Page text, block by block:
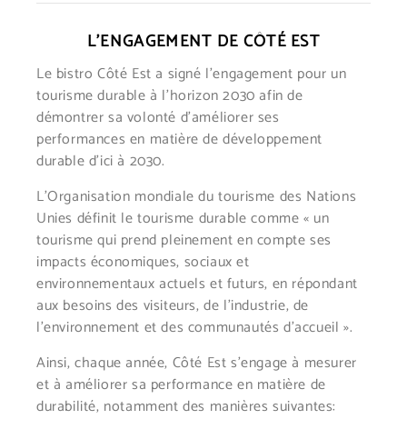
L’ENGAGEMENT DE CÔTÉ EST
Le bistro Côté Est a signé l’engagement pour un
tourisme durable à l’horizon 2030 afin de
démontrer sa volonté d’améliorer ses
performances en matière de développement
durable d’ici à 2030.
L’Organisation mondiale du tourisme des Nations
Unies définit le tourisme durable comme « un
tourisme qui prend pleinement en compte ses
impacts économiques, sociaux et
environnementaux actuels et futurs, en répondant
aux besoins des visiteurs, de l’industrie, de
l’environnement et des communautés d’accueil ».
Ainsi, chaque année, Côté Est s’engage à mesurer
et à améliorer sa performance en matière de
durabilité, notamment des manières suivantes: